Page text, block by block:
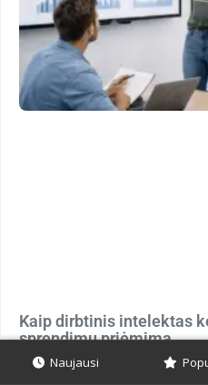
Kaip dirbtinis intelektas
sprendimų priėmimą
Naujausi